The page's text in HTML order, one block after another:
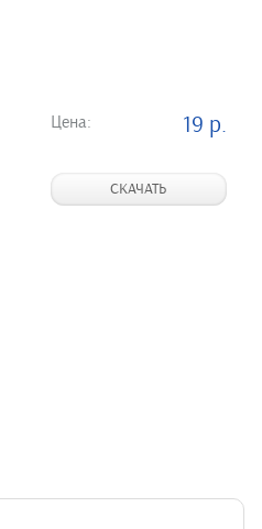
Цена: 19 р.
СКАЧАТЬ